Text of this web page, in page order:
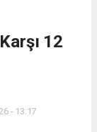
12
- 13:17